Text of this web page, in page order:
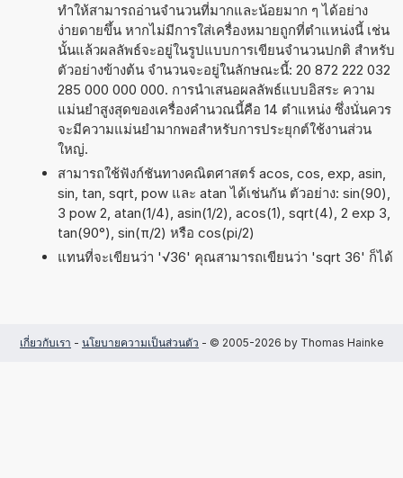
ทำให้สามารถอ่านจำนวนที่มากและน้อยมาก ๆ ได้อย่าง
ง่ายดายขึ้น หากไม่มีการใส่เครื่องหมายถูกที่ตำแหน่งนี้ เช่น
นั้นแล้วผลลัพธ์จะอยู่ในรูปแบบการเขียนจำนวนปกติ สำหรับ
ตัวอย่างข้างต้น จำนวนจะอยู่ในลักษณะนี้: 20 872 222 032
285 000 000 000. การนำเสนอผลลัพธ์แบบอิสระ ความ
แม่นยำสูงสุดของเครื่องคำนวณนี้คือ 14 ตำแหน่ง ซึ่งนั่นควร
จะมีความแม่นยำมากพอสำหรับการประยุกต์ใช้งานส่วน
ใหญ่.
สามารถใช้ฟังก์ชันทางคณิตศาสตร์ acos, cos, exp, asin,
sin, tan, sqrt, pow และ atan ได้เช่นกัน ตัวอย่าง: sin(90),
3 pow 2, atan(1/4), asin(1/2), acos(1), sqrt(4), 2 exp 3,
tan(90°), sin(π/2) หรือ cos(pi/2)
แทนที่จะเขียนว่า '√36' คุณสามารถเขียนว่า 'sqrt 36' ก็ได้
เกี่ยวกับเรา - นโยบายความเป็นส่วนตัว - © 2005-2026 by Thomas Hainke